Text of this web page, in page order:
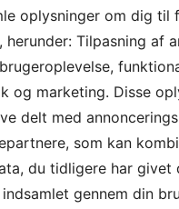
oplysninger om dig til
herunder: Tilpasning af
og marketing. Disse
delt med
som kan
du tidligere har givet
gennem din